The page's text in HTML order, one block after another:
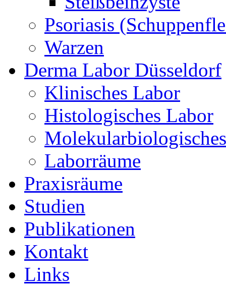
Psoriasis
Warzen
Derma Labor Düsseldorf
Klinisches Labor
Histologisches Labor
Laborräume
Praxisräume
Studien
Publikationen
Kontakt
Links